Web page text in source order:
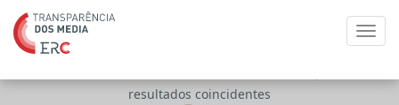
resultados coincidentes